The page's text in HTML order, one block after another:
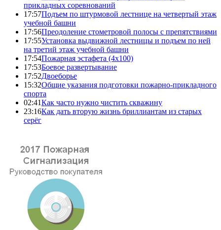
прикладных соревнований
17:57Подъем по штурмовой лестнице на четвертый этаж
учебной башни
17:56Преодоление стометровой полосы с препятствиями
17:55Установка выдвижной лестницы и подъем по ней
на третий этаж учебной башни
17:54Пожарная эстафета (4x100)
17:53Боевое развертывание
17:52Двоеборье
15:32Общие указания подготовки пожарно-прикладного
спорта
02:41Как часто нужно чистить скважину
23:16Как дать вторую жизнь бриллиантам из старых
серёг